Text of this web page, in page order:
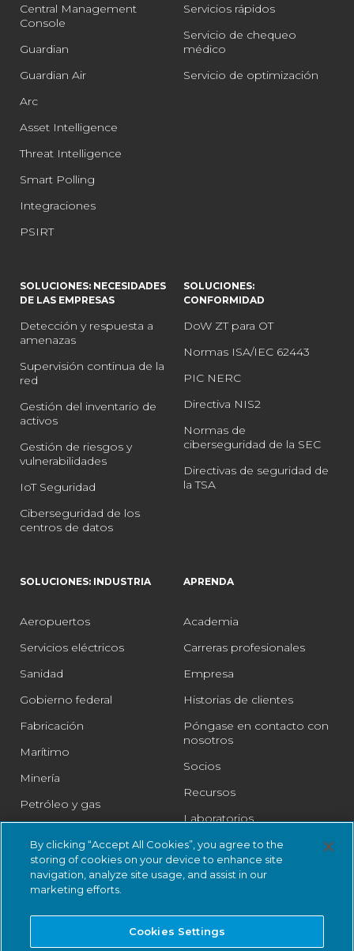
Central Management
Console
Guardian
Guardian Air
Arc
Asset Intelligence
Threat Intelligence
Smart Polling
Integraciones
PSIRT
Servicios rápidos
Servicio de chequeo
médico
Servicio de optimización
SOLUCIONES: NECESIDADES
DE LAS EMPRESAS
Detección y respuesta a
amenazas
Supervisión continua de la
red
Gestión del inventario de
activos
Gestión de riesgos y
vulnerabilidades
IoT Seguridad
Ciberseguridad de los
centros de datos
SOLUCIONES:
CONFORMIDAD
DoW ZT para OT
Normas ISA/IEC 62443
PIC NERC
Directiva NIS2
Normas de
ciberseguridad de la SEC
Directivas de seguridad de
la TSA
SOLUCIONES: INDUSTRIA
Aeropuertos
Servicios eléctricos
Sanidad
Gobierno federal
Fabricación
Marítimo
Minería
Petróleo y gas
Ferrocarril
Venta al por menor
Agua y aguas residuales
APRENDA
Academia
Carreras profesionales
Empresa
Historias de clientes
Póngase en contacto con
nosotros
Socios
Recursos
Laboratorios
Legal
Centro de confianza
By clicking “Accept All Cookies”, you agree to the
storing of cookies on your device to enhance site
navigation, analyze site usage, and assist in our
marketing efforts.
Cookies Settings